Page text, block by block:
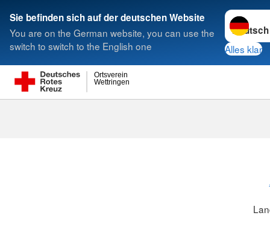
Sie befinden sich auf der deutschen Website
You are on the German website, you can use the
switch to switch to the English one
Sprache
Alles klar
Wettringen
Ortsverein
Suche